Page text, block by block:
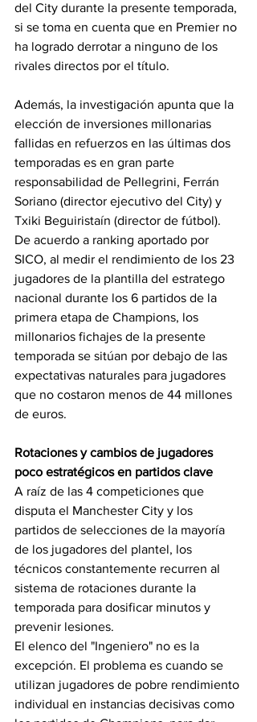
del City durante la presente temporada,
si se toma en cuenta que en Premier no
ha logrado derrotar a ninguno de los
rivales directos por el título.
Además, la investigación apunta que la
elección de inversiones millonarias
fallidas en refuerzos en las últimas dos
temporadas es en gran parte
responsabilidad de Pellegrini, Ferrán
Soriano (director ejecutivo del City) y
Txiki Beguiristaín (director de fútbol).
De acuerdo a ranking aportado por
SICO, al medir el rendimiento de los 23
jugadores de la plantilla del estratego
nacional durante los 6 partidos de la
primera etapa de Champions, los
millonarios fichajes de la presente
temporada se sitúan por debajo de las
expectativas naturales para jugadores
que no costaron menos de 44 millones
de euros.
Rotaciones y cambios de jugadores
poco estratégicos en partidos clave
A raíz de las 4 competiciones que
disputa el Manchester City y los
partidos de selecciones de la mayoría
de los jugadores del plantel, los
técnicos constantemente recurren al
sistema de rotaciones durante la
temporada para dosificar minutos y
prevenir lesiones.
El elenco del "Ingeniero" no es la
excepción. El problema es cuando se
utilizan jugadores de pobre rendimiento
individual en instancias decisivas como